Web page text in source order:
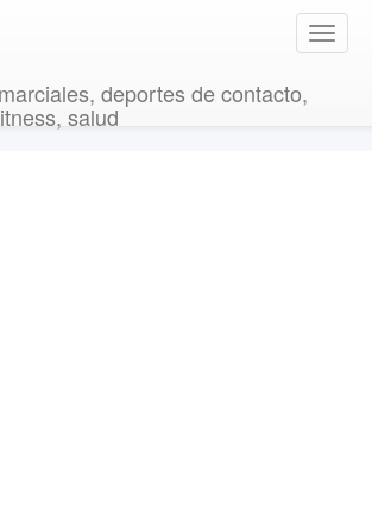
T
o
deportes de contacto,
salud